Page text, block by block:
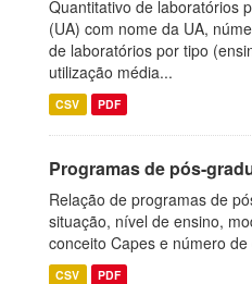
Quantitativo de laboratórios
(UA) com nome da UA,
de laboratórios por tipo
utilização média...
CSV PDF
Programas de pós-
Relação de programas de
situação, nível de ensino,
conceito Capes e número de
CSV PDF